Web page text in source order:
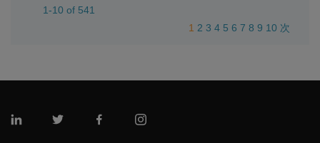
1-10 of 541
1 2 3 4 5 6 7 8 9 10 次
リンクトインツイッターフェイスブックインスタグラム